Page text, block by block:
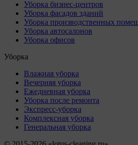
Уборка бизнес-центров
Уборка фасадов зданий
Уборка производственных
Уборка автосалонов
Уборка офисов
Уборка
Влажная уборка
Вечерняя уборка
Ежедневная уборка
Уборка после ремонта
Экспресс-уборка
Комплексная уборка
Генеральная уборка